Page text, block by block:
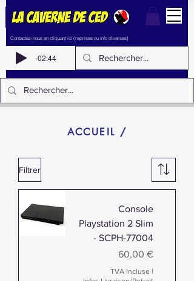
Contactez-nous en cliquant ici (reprises ou info diverses)
-02:44
ACCUEIL /
Filtrer
Console
Playstation 2 Slim
- SCPH-77004
Prix
60,00 €
TVA Incluse |